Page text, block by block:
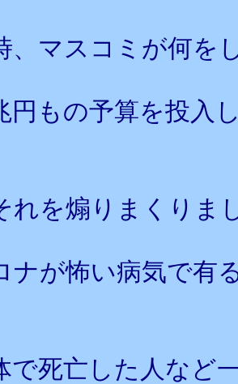
、マスコミが何を
円もの予算を投入
れを煽りまくりま
ナが怖い病気で有
で死亡した人など